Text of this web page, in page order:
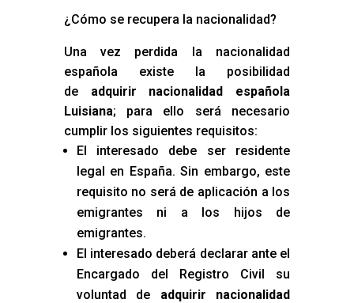
¿Cómo se recupera la nacionalidad?
Una vez perdida la nacionalidad
española existe la posibilidad
de adquirir nacionalidad española
Luisiana; para ello será necesario
cumplir los siguientes requisitos:
El interesado debe ser residente
legal en España. Sin embargo, este
requisito no será de aplicación a los
emigrantes ni a los hijos de
emigrantes.
El interesado deberá declarar ante el
Encargado del Registro Civil su
voluntad de adquirir nacionalidad